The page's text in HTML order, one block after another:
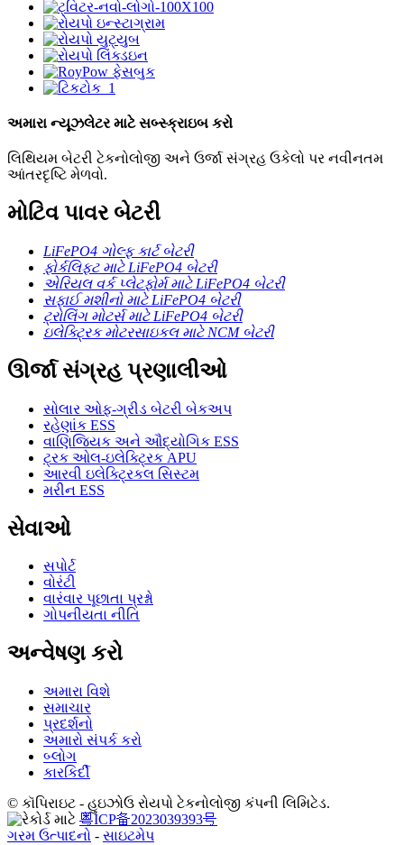
અમારા ન્યૂઝલેટર માટે સબ્સ્ક્રાઇબ કરો
લિથિયમ બેટરી ટેકનોલોજી અને ઉર્જા સંગ્રહ ઉકેલો પર નવીનતમ
આંતરદૃષ્ટિ મેળવો.
મોટિવ પાવર બેટરી
LiFePO4 ગોલ્ફ કાર્ટ બેટરી
ફોર્કલિફ્ટ માટે LiFePO4 બેટરી
એરિયલ વર્ક પ્લેટફોર્મ માટે LiFePO4 બેટરી
સફાઈ મશીનો માટે LiFePO4 બેટરી
ટ્રોલિંગ મોટર્સ માટે LiFePO4 બેટરી
ઇલેક્ટ્રિક મોટરસાઇકલ માટે NCM બેટરી
ઊર્જા સંગ્રહ પ્રણાલીઓ
સોલાર ઓફ-ગ્રીડ બેટરી બેકઅપ
રહેણાંક ESS
વાણિજ્યિક અને ઔદ્યોગિક ESS
ટ્રક ઓલ-ઇલેક્ટ્રિક APU
આરવી ઇલેક્ટ્રિકલ સિસ્ટમ
મરીન ESS
સેવાઓ
સપોર્ટ
વોરંટી
વારંવાર પૂછાતા પ્રશ્નો
ગોપનીયતા નીતિ
અન્વેષણ કરો
અમારા વિશે
સમાચાર
પ્રદર્શનો
અમારો સંપર્ક કરો
બ્લોગ
કારકિર્દી
© કૉપિરાઇટ - હુઇઝોઉ રોયપો ટેકનોલોજી કંપની લિમિટેડ.
粤ICP备2023039393号
ગરમ ઉત્પાદનો - સાઇટમેપ